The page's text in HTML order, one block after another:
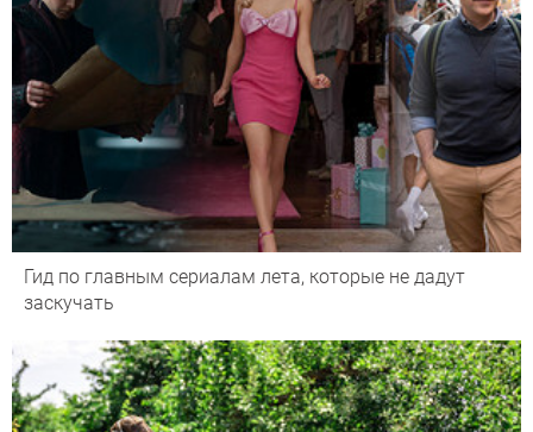
Гид по главным сериалам лета, которые не дадут
заскучать